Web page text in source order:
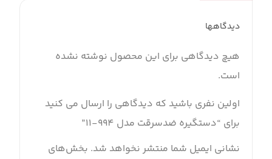
دیدگاهها
هیچ دیدگاهی برای این محصول نوشته نشده
است.
اولین نفری باشید که دیدگاهی را ارسال می کنید
برای “دستگیره ضدسرقت مدل 994-11”
نشانی ایمیل شما منتشر نخواهد شد. بخش‌های